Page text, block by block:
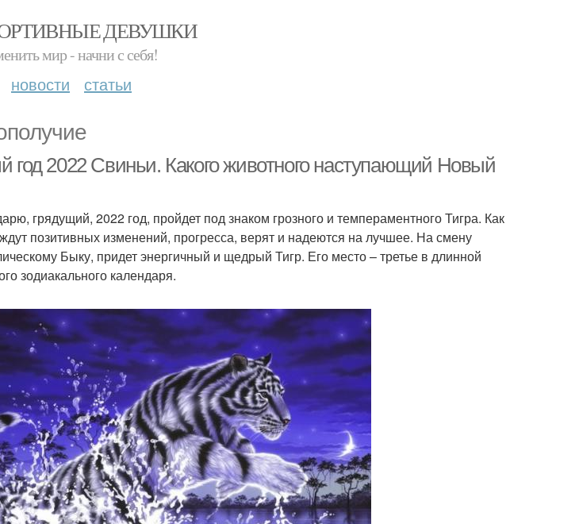
ДЕВУШКИ
мир - начни с себя!
новости статьи
год 2022 Свиньи. Какого животного наступающий Новый
грядущий, 2022 год, пройдет под знаком грозного и темпераментного Тигра. Как
позитивных изменений, прогресса, верят и надеются на лучшее. На смену
Быку, придет энергичный и щедрый Тигр. Его место – третье в длинной
зодиакального календаря.